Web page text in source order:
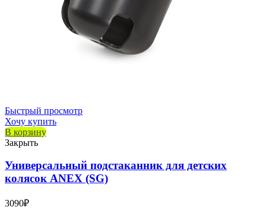
Быстрый просмотр
Хочу купить
В корзину
Закрыть
Универсальный подстаканник для детских
колясок ANEX (SG)
3090₽